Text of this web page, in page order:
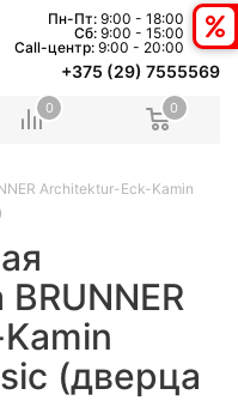
Пн-Пт: 9:00 - 18:00
Сб: 9:00 - 15:00
Сall-центр: 9:00 - 20:00
+375 (29) 7555569
0 0
Architektur-Eck-Kamin
(дверца